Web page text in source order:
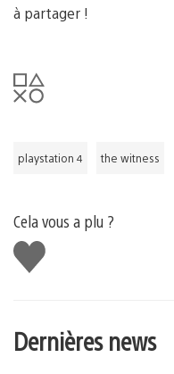
à partager !
playstation 4 the witness
Cela vous a plu ?
J'aime
Dernières news